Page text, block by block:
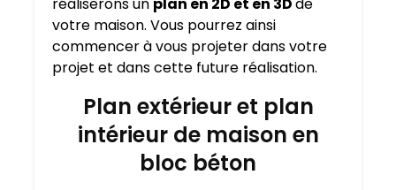
votre maison. Vous pourrez ainsi
commencer à vous projeter dans votre
projet et dans cette future réalisation.
Plan extérieur et plan
intérieur de maison en
bloc béton